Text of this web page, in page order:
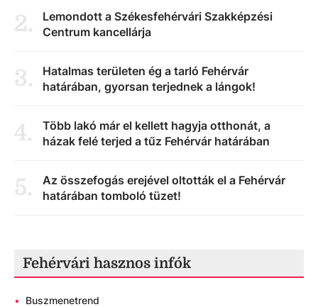
2.
Lemondott a Székesfehérvári Szakképzési
Centrum kancellárja
3.
Hatalmas területen ég a tarló Fehérvár
határában, gyorsan terjednek a lángok!
4.
Több lakó már el kellett hagyja otthonát, a
házak felé terjed a tűz Fehérvár határában
5.
Az összefogás erejével oltották el a Fehérvár
határában tomboló tüzet!
Fehérvári hasznos infók
• Buszmenetrend